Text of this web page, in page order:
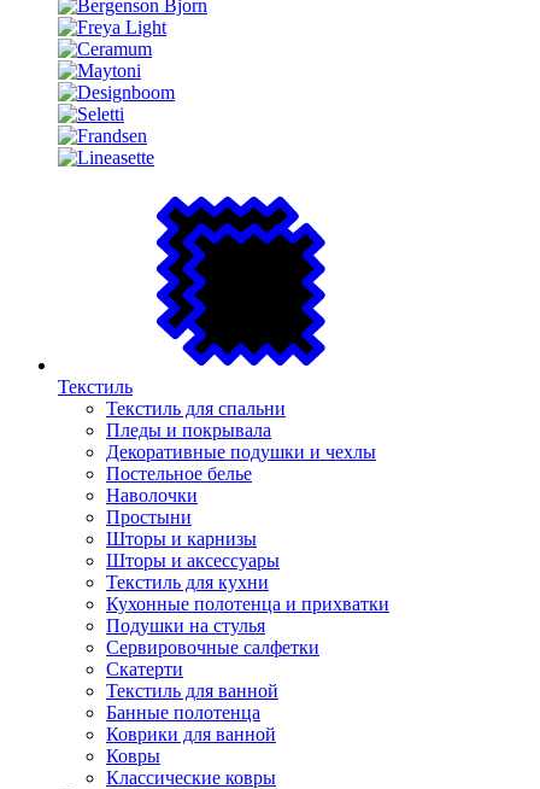
Текстиль
Текстиль для спальни
Пледы и покрывала
Декоративные подушки и чехлы
Постельное белье
Наволочки
Простыни
Шторы и карнизы
Шторы и аксессуары
Текстиль для кухни
Кухонные полотенца и прихватки
Подушки на стулья
Сервировочные салфетки
Скатерти
Текстиль для ванной
Банные полотенца
Коврики для ванной
Ковры
Классические ковры